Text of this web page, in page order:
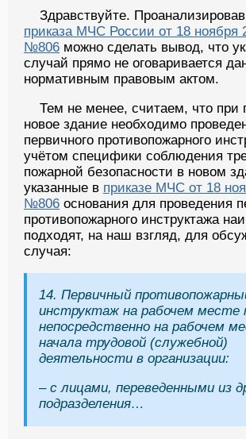
Здравствуйте.
приказа МЧС России от 18 ноября
№806 можно сделать вывод, что
случай прямо не оговаривается
нормативным правовым актом.
Тем не менее, считаем, что при
новое здание необходимо
первичного противопожарного
учётом специфики соблюдения
пожарной безопасности в новом
указанные в приказе МЧС от 18
№806 основания для проведения
противопожарного инструктажа
подходят, на наш взгляд, для
случая:
14. Первичный
инструктаж на рабочем месте
непосредственно на рабочем
начала трудовой (служебной)
деятельности в организации:
– с лицами, переведенными из
подразделения…